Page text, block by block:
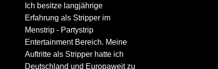
Ich besitze langjährige
Erfahrung als Stripper im
Menstrip - Partystrip
Entertainment Bereich. Meine
Auftritte als Stripper hatte ich
Deutschland und Europaweit zu